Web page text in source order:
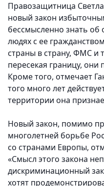
Правозащитница
новый закон
бессмысленно знать об
людях с ее
страны в страну, ФМС и
пересекая границу,
Кроме того, отмечает
того много лет
территории она
Новый закон, помимо
многолетней борьбе
со странами Европы,
«Смысл этого закона
дискриминационный
хотят